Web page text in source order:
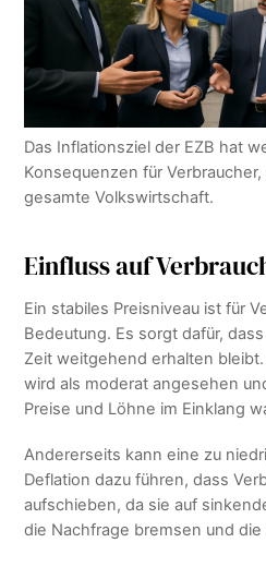
Das Inflationsziel der EZB hat
Konsequenzen für
gesamte Volkswirtschaft.
Einfluss auf
Ein stabiles Preisniveau ist für
Bedeutung. Es sorgt dafür,
Zeit weitgehend erhalten
wird als moderat angesehen
Preise und Löhne im Einklang
Andererseits kann eine zu
Deflation dazu führen, dass
aufschieben, da sie auf
die Nachfrage bremsen und